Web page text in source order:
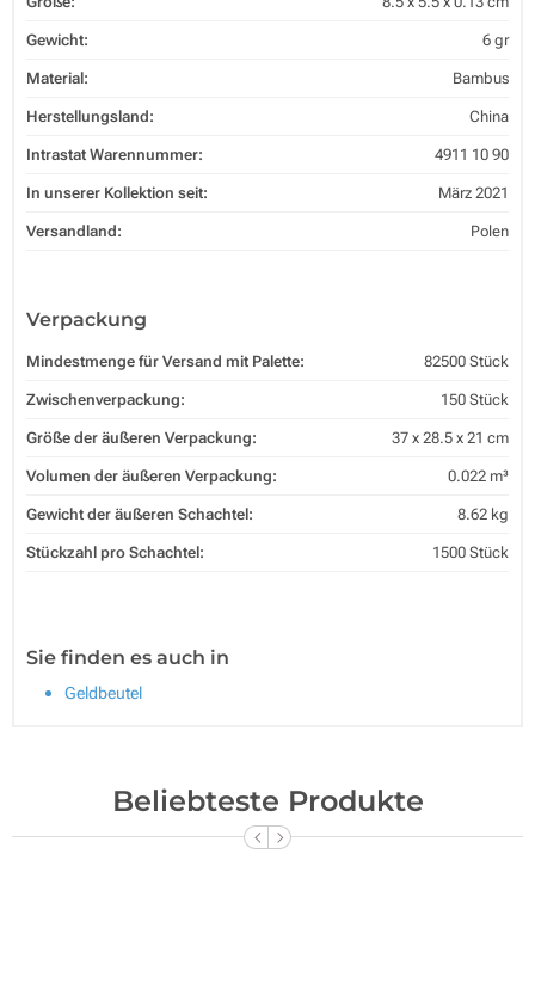
Gewicht: 6 gr
Material: Bambus
Herstellungsland: China
Intrastat Warennummer: 4911 10 90
In unserer Kollektion seit: März 2021
Versandland: Polen
Verpackung
Mindestmenge für Versand mit Palette: 82500 Stück
Zwischenverpackung: 150 Stück
Größe der äußeren Verpackung: 37 x 28.5 x 21 cm
Volumen der äußeren Verpackung: 0.022 m³
Gewicht der äußeren Schachtel: 8.62 kg
Stückzahl pro Schachtel: 1500 Stück
Sie finden es auch in
Geldbeutel
Beliebteste Produkte